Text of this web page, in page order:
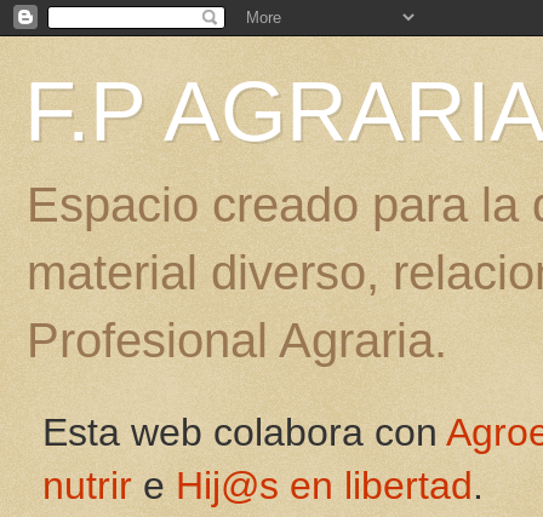
F.P
Espacio creado para
material diverso,
Profesional Agraria.
Esta web colabora con
nutrir e Hij@s en libertad.